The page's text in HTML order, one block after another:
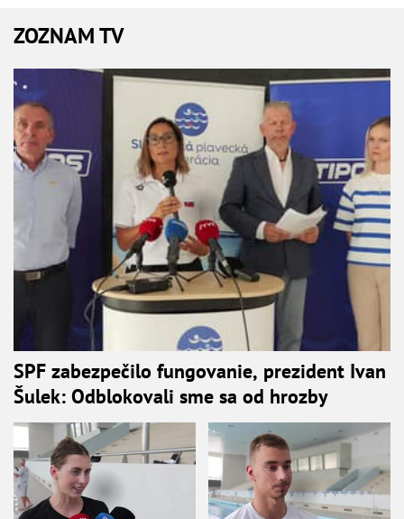
ZOZNAM TV
SPF zabezpečilo fungovanie, prezident Ivan
Šulek: Odblokovali sme sa od hrozby